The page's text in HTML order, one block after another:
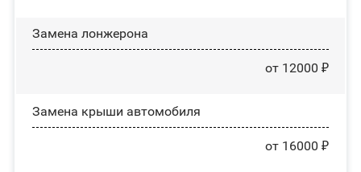
Замена лонжерона
от 12000 ₽
Замена крыши автомобиля
от 16000 ₽